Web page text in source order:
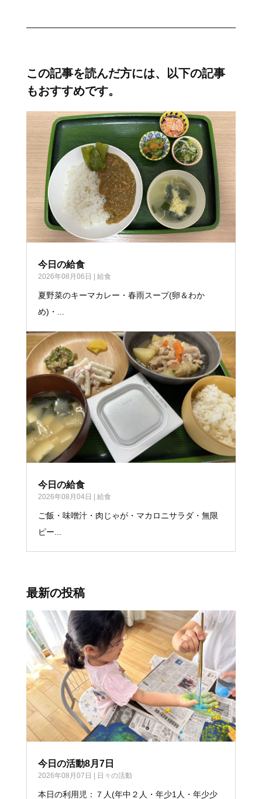
この記事を読んだ方には、以下の記事
もおすすめです。
今日の給食
2026年08月06日 給食
夏野菜のキーマカレー・春雨スープ(卵＆わか
め)・...
今日の給食
2026年08月04日 給食
ご飯・味噌汁・肉じゃが・マカロニサラダ・無限
ピー...
最新の投稿
今日の活動8月7日
2026年08月07日 日々の活動
本日の利用児：７人(年中２人・年少1人・年少少